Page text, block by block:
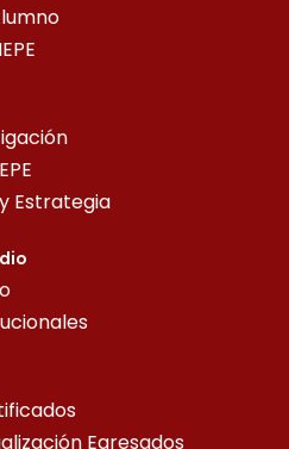
Estrategia
Egresados